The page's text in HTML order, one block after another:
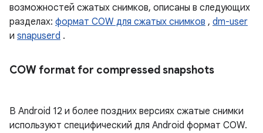
возможностей сжатых снимков, описаны в следующих
разделах: формат COW для сжатых снимков , dm-user
и snapuserd .
COW format for compressed snapshots
В Android 12 и более поздних версиях сжатые снимки
используют специфический для Android формат COW.